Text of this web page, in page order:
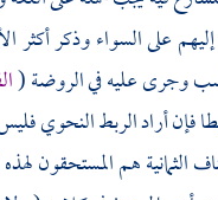
على السواء وذكر أكثر
وجرى عليه في الروضة (
فإن أراد الربط النحوي
هم المستحقون